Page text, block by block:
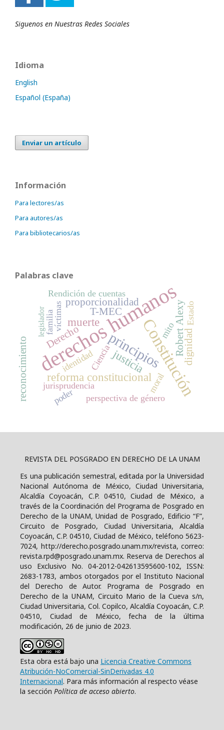
Siguenos en Nuestras Redes Sociales
Idioma
English
Español (España)
Enviar un artículo
Información
Para lectores/as
Para autores/as
Para bibliotecarios/as
Palabras clave
derechos humanos
Constitución
principios
justicia
muerte
reforma constitucional
proporcionalidad Robert Alexy
Derecho dignidad
T-MEC
reconocimiento Ciencia
moral
víctimas
Rendición de cuentas
perspectiva de género
identidad
familia mito
jurisprudencia
Estado
poder
legislador
REVISTA DEL POSGRADO EN DERECHO DE LA UNAM
Es una publicación semestral, editada por la Universidad
Nacional Autónoma de México, Ciudad Universitaria,
Alcaldía Coyoacán, C.P. 04510, Ciudad de México, a
través de la Coordinación del Programa de Posgrado en
Derecho de la UNAM, Unidad de Posgrado, Edificio “F”,
Circuito de Posgrado, Ciudad Universitaria, Alcaldía
Coyoacán, C.P. 04510, Ciudad de México, teléfono 5623-
7024, http://derecho.posgrado.unam.mx/revista, correo:
revista.rpd@posgrado.unam.mx. Reserva de Derechos al
uso Exclusivo No. 04-2012-042613595600-102, ISSN:
2683-1783, ambos otorgados por el Instituto Nacional
del Derecho de Autor. Programa de Posgrado en
Derecho de la UNAM, Circuito Mario de la Cueva s/n,
Ciudad Universitaria, Col. Copilco, Alcaldía Coyoacán, C.P.
04510, Ciudad de México, fecha de la última
modificación, 26 de junio de 2023.
Esta obra está bajo una Licencia Creative Commons
Atribución-NoComercial-SinDerivadas 4.0
Internacional. Para más información al respecto véase
la sección Política de acceso abierto.